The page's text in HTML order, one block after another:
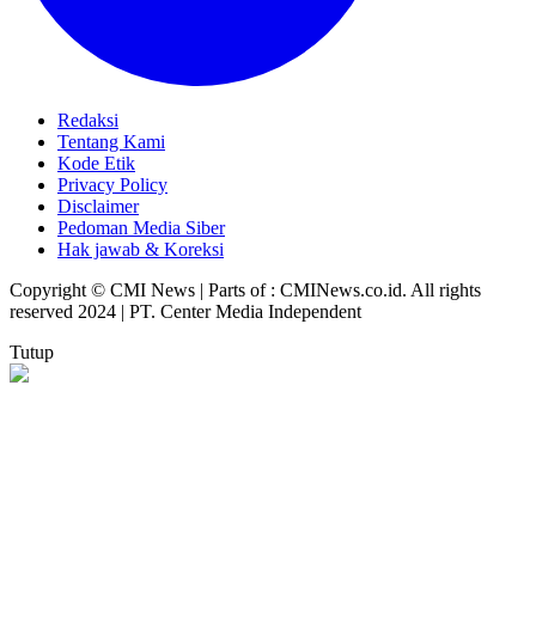
Redaksi
Tentang Kami
Kode Etik
Privacy Policy
Disclaimer
Pedoman Media Siber
Hak jawab & Koreksi
Copyright © CMI News | Parts of : CMINews.co.id. All rights
reserved 2024 | PT. Center Media Independent
Tutup